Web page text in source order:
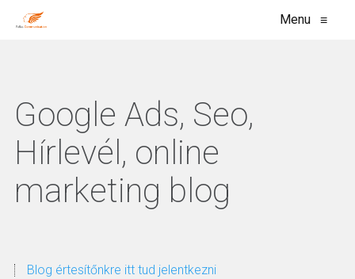
Menu ≡
Google Ads, Seo,
Hírlevél, online
marketing blog
Blog értesítőnkre itt tud jelentkezni